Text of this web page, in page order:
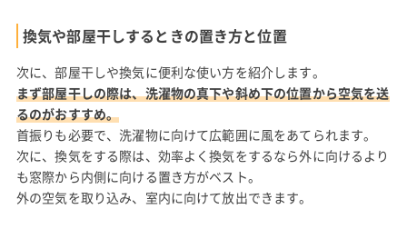
換気や部屋干しするときの置き方と位置
次に、部屋干しや換気に便利な使い方を紹介します。
まず部屋干しの際は、洗濯物の真下や斜め下の位置から空気を送
るのがおすすめ。
首振りも必要で、洗濯物に向けて広範囲に風をあてられます。
次に、換気をする際は、効率よく換気をするなら外に向けるより
も窓際から内側に向ける置き方がベスト。
外の空気を取り込み、室内に向けて放出できます。